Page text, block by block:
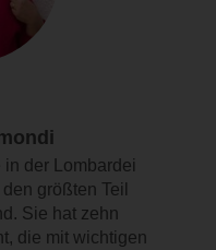
der Lombardei
größten Teil
Sie hat zehn
die mit wichtigen